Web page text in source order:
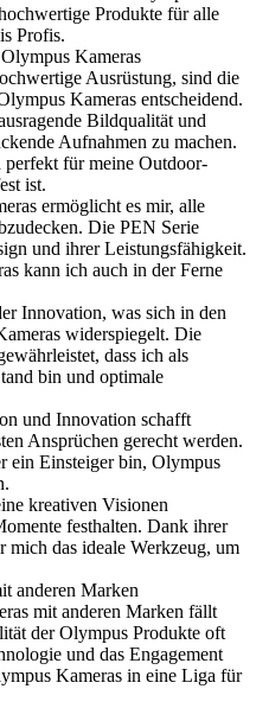
Produkte für alle
Profis.
Kameras
Ausrüstung, sind die
Kameras entscheidend.
Bildqualität und
Aufnahmen zu machen.
perfekt für meine Outdoor-
ist.
ermöglicht es mir, alle
Die PEN Serie
und ihrer Leistungsfähigkeit.
kann ich auch in der Ferne
Innovation, was sich in den
widerspiegelt. Die
dass ich als
bin und optimale
und Innovation schafft
Ansprüchen gerecht werden.
ein Einsteiger bin, Olympus
kreativen Visionen
festhalten. Dank ihrer
mich das ideale Werkzeug, um
anderen Marken
mit anderen Marken fällt
der Olympus Produkte oft
und das Engagement
Kameras in eine Liga für